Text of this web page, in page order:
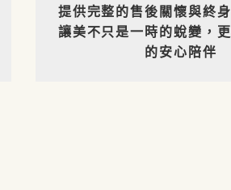
提供完整的售後關懷與終身
讓美不只是一時的蛻變，
的安心陪伴